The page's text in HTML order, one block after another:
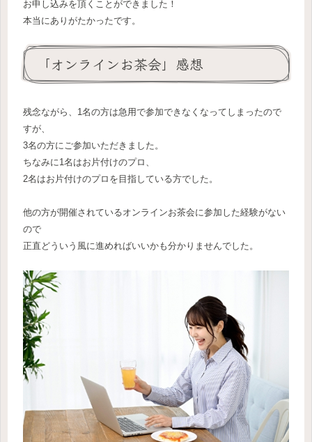
お申し込みを頂くことができました！
本当にありがたかったです。
「オンラインお茶会」感想
残念ながら、1名の方は急用で参加できなくなってしまったので
すが、
3名の方にご参加いただきました。
ちなみに1名はお片付けのプロ、
2名はお片付けのプロを目指している方でした。
他の方が開催されているオンラインお茶会に参加した経験がない
ので
正直どういう風に進めればいいかも分かりませんでした。